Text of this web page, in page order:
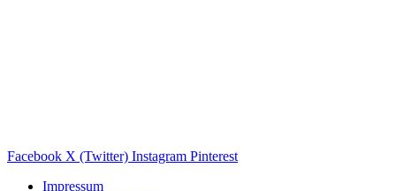
Facebook X (Twitter) Instagram Pinterest
Impressum